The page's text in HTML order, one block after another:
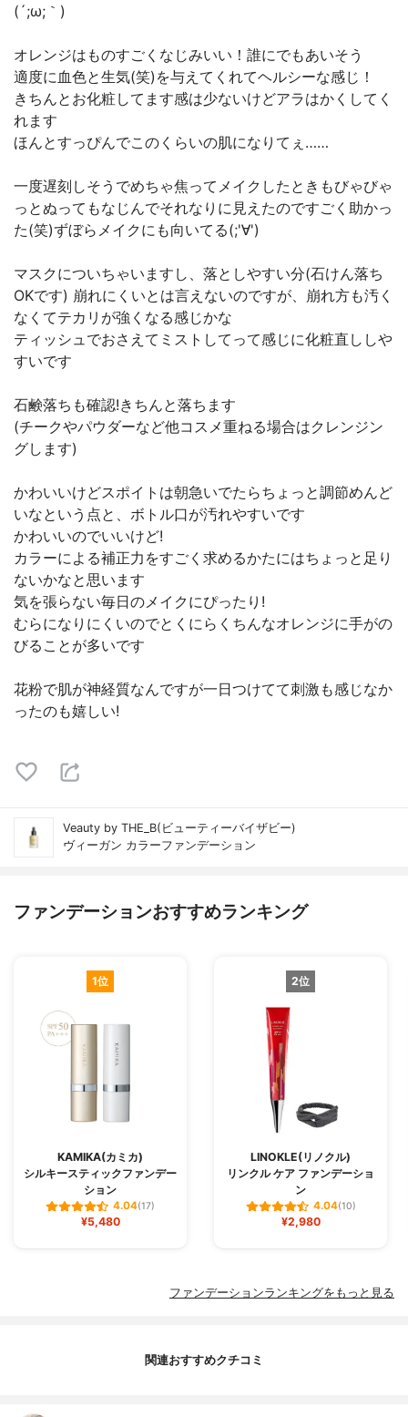
(´;ω;｀)
オレンジはものすごくなじみいい！誰にでもあいそう
適度に血色と生気(笑)を与えてくれてヘルシーな感じ！
きちんとお化粧してます感は少ないけどアラはかくしてく
れます
ほんとすっぴんでこのくらいの肌になりてぇ……
一度遅刻しそうでめちゃ焦ってメイクしたときもびゃびゃ
っとぬってもなじんでそれなりに見えたのですごく助かっ
た(笑)ずぼらメイクにも向いてる(;'∀')
マスクについちゃいますし、落としやすい分(石けん落ち
OKです) 崩れにくいとは言えないのですが、崩れ方も汚く
なくてテカリが強くなる感じかな
ティッシュでおさえてミストしてって感じに化粧直ししや
すいです
石鹸落ちも確認!きちんと落ちます
(チークやパウダーなど他コスメ重ねる場合はクレンジン
グします)
かわいいけどスポイトは朝急いでたらちょっと調節めんど
いなという点と、ボトル口が汚れやすいです
かわいいのでいいけど!
カラーによる補正力をすごく求めるかたにはちょっと足り
ないかなと思います
気を張らない毎日のメイクにぴったり!
むらになりにくいのでとくにらくちんなオレンジに手がの
びることが多いです
花粉で肌が神経質なんですが一日つけてて刺激も感じなか
ったのも嬉しい!
Veauty by THE_B(ビューティーバイザビー)
ヴィーガン カラーファンデーション
ファンデーションおすすめランキング
1位
KAMIKA(カミカ)
シルキースティックファンデー
ション
4.04(17)
¥5,480
2位
LINOKLE(リノクル)
リンクル ケア ファンデーショ
ン
4.04(10)
¥2,980
ファンデーションランキングをもっと見る
関連おすすめクチコミ